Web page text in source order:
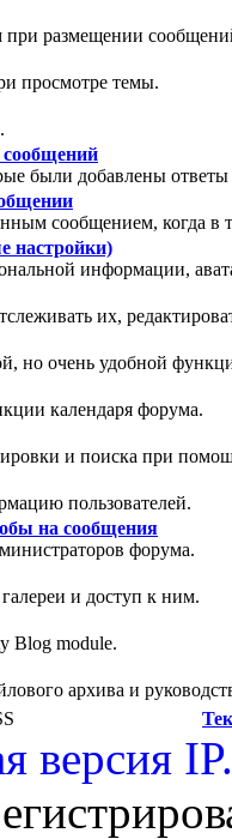
размещении
просмотре темы.
были добавлены
сообщением, когда в
настройки)
информации,
их,
но очень удобной
календаря форума.
и поиска при
пользователей.
на сообщения
форума.
и доступ к ним.
Blog module.
архива и
версия